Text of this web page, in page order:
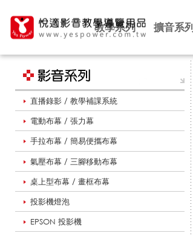
教學系列 擴音系列
直播錄影 / 教學補課系統
電動布幕 / 張力幕
手拉布幕 / 簡易便攜布幕
氣壓布幕 / 三腳移動布幕
桌上型布幕 / 畫框布幕
投影機燈泡
EPSON 投影機